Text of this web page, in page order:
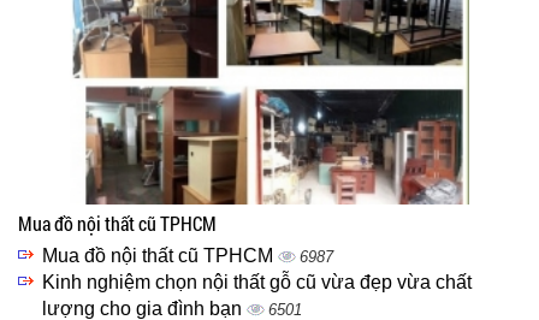
Mua đồ nội thất cũ TPHCM
Mua đồ nội thất cũ TPHCM 6987
Kinh nghiệm chọn nội thất gỗ cũ vừa đẹp vừa chất
lượng cho gia đình bạn
6501